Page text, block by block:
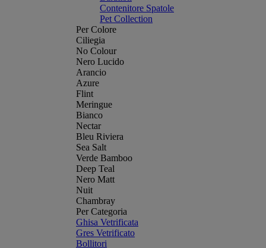
Contenitore Spatole
Pet Collection
Per Colore
Ciliegia
No Colour
Nero Lucido
Arancio
Azure
Flint
Meringue
Bianco
Nectar
Bleu Riviera
Sea Salt
Verde Bamboo
Deep Teal
Nero Matt
Nuit
Chambray
Per Categoria
Ghisa Vetrificata
Gres Vetrificato
Bollitori